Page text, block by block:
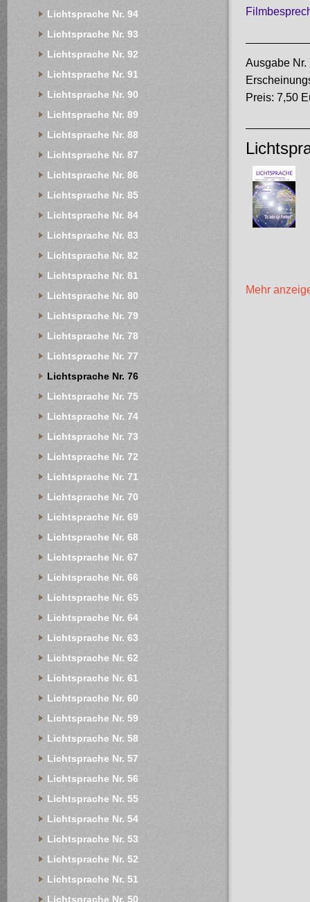
Ausgabe Nr.
Preis: 7,50
Mehr
Lichtsprache Nr. 94
Lichtsprache Nr. 93
Lichtsprache Nr. 92
Lichtsprache Nr. 91
Lichtsprache Nr. 90
Lichtsprache Nr. 89
Lichtsprache Nr. 88
Lichtsprache Nr. 87
Lichtsprache Nr. 86
Lichtsprache Nr. 85
Lichtsprache Nr. 84
Lichtsprache Nr. 83
Lichtsprache Nr. 82
Lichtsprache Nr. 81
Lichtsprache Nr. 80
Lichtsprache Nr. 79
Lichtsprache Nr. 78
Lichtsprache Nr. 77
Lichtsprache Nr. 76
Lichtsprache Nr. 75
Lichtsprache Nr. 74
Lichtsprache Nr. 73
Lichtsprache Nr. 72
Lichtsprache Nr. 71
Lichtsprache Nr. 70
Lichtsprache Nr. 69
Lichtsprache Nr. 68
Lichtsprache Nr. 67
Lichtsprache Nr. 66
Lichtsprache Nr. 65
Lichtsprache Nr. 64
Lichtsprache Nr. 63
Lichtsprache Nr. 62
Lichtsprache Nr. 61
Lichtsprache Nr. 60
Lichtsprache Nr. 59
Lichtsprache Nr. 58
Lichtsprache Nr. 57
Lichtsprache Nr. 56
Lichtsprache Nr. 55
Lichtsprache Nr. 54
Lichtsprache Nr. 53
Lichtsprache Nr. 52
Lichtsprache Nr. 51
Lichtsprache Nr. 50